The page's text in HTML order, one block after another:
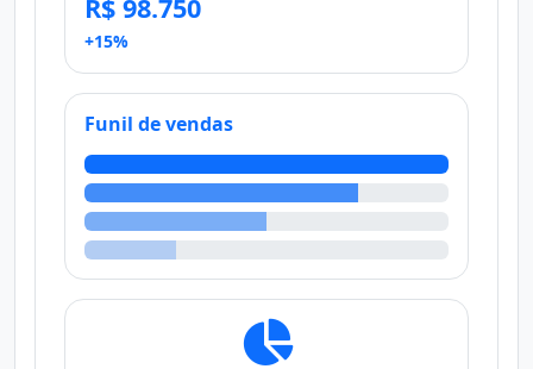
R$ 98.750
+15%
Funil de vendas